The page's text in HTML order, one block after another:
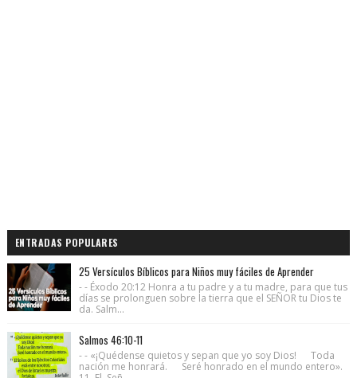
ENTRADAS POPULARES
25 Versículos Bíblicos para Niños muy fáciles de Aprender
- - Éxodo 20:12 Honra a tu padre y a tu madre, para que tus
días se prolonguen sobre la tierra que el SEÑOR tu Dios te
da. Salm...
Salmos 46:10-11
- - «¡Quédense quietos y sepan que yo soy Dios! Toda
nación me honrará. Seré honrado en el mundo entero».